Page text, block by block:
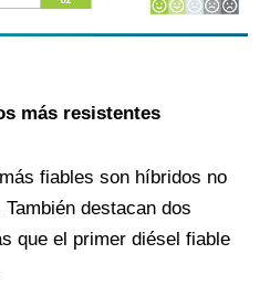
más resistentes
fiables son híbridos no
destacan dos
que el primer diésel fiable